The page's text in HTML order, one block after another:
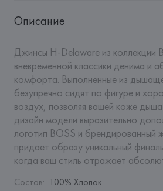
Описание
Джинсы H-Delaware из коллекции
вневременной классики денима и
комфорта. Выполненные из
безупречно сидят по фигуре и
воздух, позволяя вашей коже
дизайн модели выразительно
логотип BOSS и брендированный
придает образу уникальный
когда ваш стиль отражает
Состав: 100% Хлопок